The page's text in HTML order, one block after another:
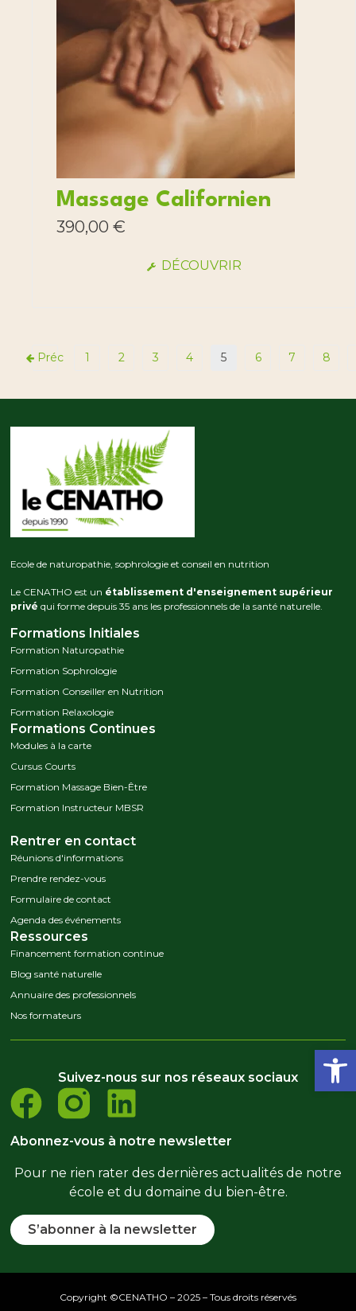
Ouvrir
Massage Californien
390,00 €
DÉCOUVRIR
Préc 1 2 3 4 5 6 7 8
Ecole de naturopathie, sophrologie et conseil en nutrition
Le CENATHO est un établissement d'enseignement supérieur
privé qui forme depuis 35 ans les professionnels de la santé naturelle.
Formations Initiales
Formation Naturopathie
Formation Sophrologie
Formation Conseiller en Nutrition
Formation Relaxologie
Formations Continues
Modules à la carte
Cursus Courts
Formation Massage Bien-Être
Formation Instructeur MBSR
Rentrer en contact
Réunions d'informations
Prendre rendez-vous
Formulaire de contact
Agenda des événements
Ressources
Financement formation continue
Blog santé naturelle
Annuaire des professionnels
Nos formateurs
Suivez-nous sur nos réseaux sociaux
Abonnez-vous à notre newsletter
Pour ne rien rater des dernières actualités de notre
école et du domaine du bien-être.
S’abonner à la newsletter
Copyright ©CENATHO – 2025 – Tous droits réservés